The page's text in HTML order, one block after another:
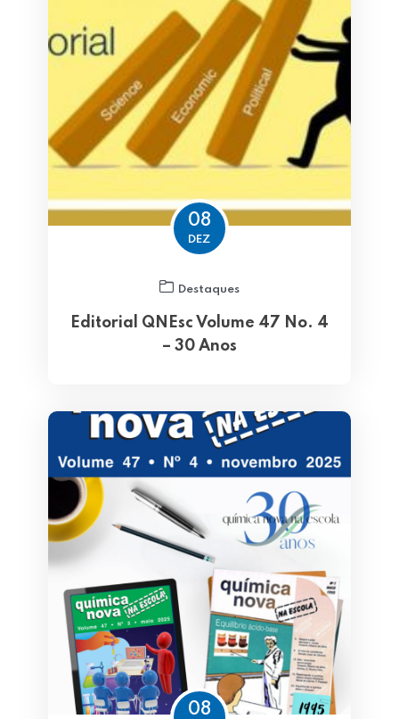
08
DEZ
Destaques
Editorial QNEsc Volume 47 No. 4
– 30 Anos
08